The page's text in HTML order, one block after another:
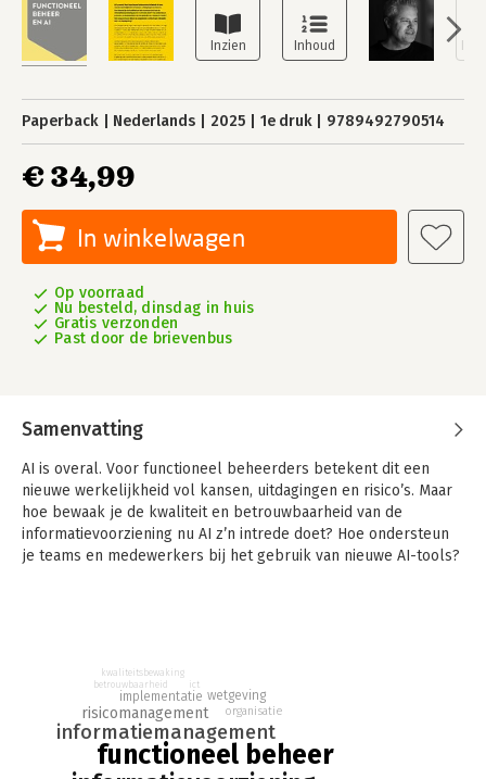
Paperback Nederlands 2025 1e druk 9789492790514
€ 34,99
In winkelwagen
Op voorraad
Nu besteld, dinsdag in huis
Gratis verzonden
Past door de brievenbus
Samenvatting
AI is overal. Voor functioneel beheerders betekent dit een
nieuwe werkelijkheid vol kansen, uitdagingen en risico’s. Maar
hoe bewaak je de kwaliteit en betrouwbaarheid van de
informatievoorziening nu AI z’n intrede doet? Hoe ondersteun
je teams en medewerkers bij het gebruik van nieuwe AI-tools?
beheer – het legt uit hoe je als functioneel beheerder grip
krijgt op AI binnen de organisatie. Of je nu een beginnende of
ervaren functioneel beheerder bent of op operationeel of
strategisch niveau werkt, in dit boek vind je de kennis die je
nodig hebt om AI effectief te kunnen gebruiken, ondersteunen
functioneel beheer
informatiemanagement
risicomanagement
implementatie wetgeving
organisatie
ict
betrouwbaarheid
kwaliteitsbewaking